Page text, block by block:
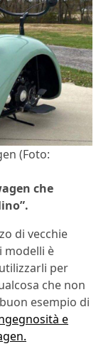
(Foto:
che
di vecchie
modelli è
per
che non
esempio di
e